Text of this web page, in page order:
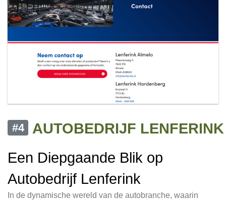
#4
AUTOBEDRIJF LENFERINK
Een Diepgaande Blik op
Autobedrijf Lenferink
In de dynamische wereld van de autobranche, waarin